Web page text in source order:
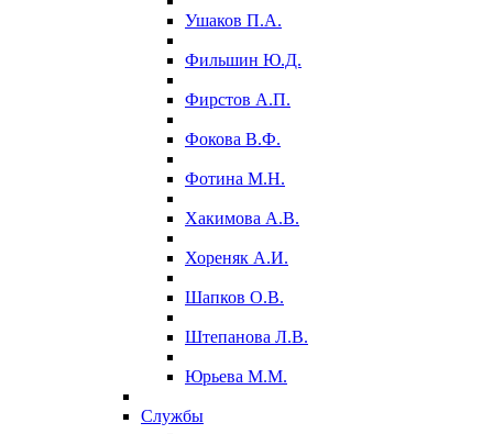
Ушаков П.А.
Фильшин Ю.Д.
Фирстов А.П.
Фокова В.Ф.
Фотина М.Н.
Хакимова А.В.
Хореняк А.И.
Шапков О.В.
Штепанова Л.В.
Юрьева М.М.
Службы